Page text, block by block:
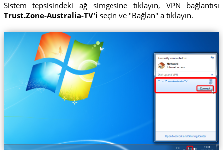
Sistem tepsisindeki ağ simgesine tıklayın, VPN bağlantısı
Trust.Zone-Australia-TV'i seçin ve "Bağlan" a tıklayın.
Trust.Zone-Australia-TV